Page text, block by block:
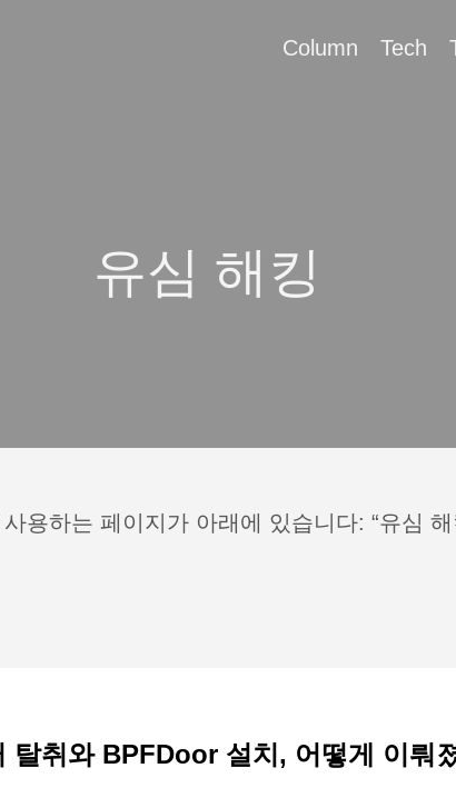
Column Tech
유심 해킹
용하는 페이지가 아래에 있습니다: “유심 해
탈취와 BPFDoor 설치, 어떻게 이뤄